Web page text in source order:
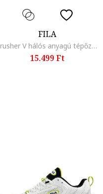
FILA
Crusher V hálós anyagú tépőzáras sneaker, Világosszürke/Limezöld
15.499 Ft